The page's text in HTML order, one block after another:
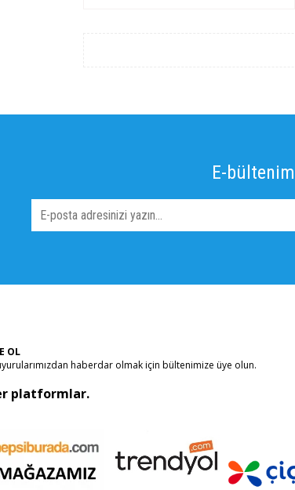
E-
OL
haberdar olmak için bültenimize üye olun.
platformlar.